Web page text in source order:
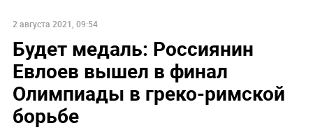
2 августа 2021, 09:54
Будет медаль: Россиянин
Евлоев вышел в финал
Олимпиады в греко-римской
борьбе